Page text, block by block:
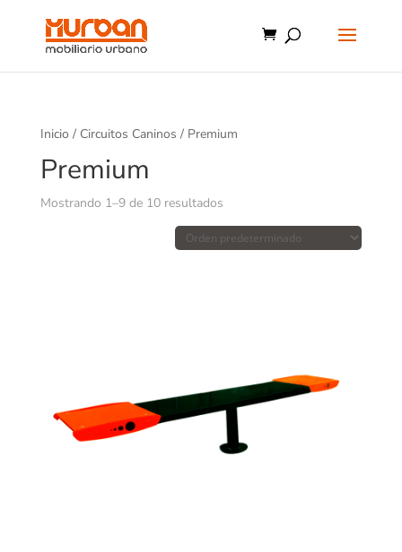
Inicio / Circuitos Caninos / Premium
Premium
Mostrando 1–9 de 10 resultados